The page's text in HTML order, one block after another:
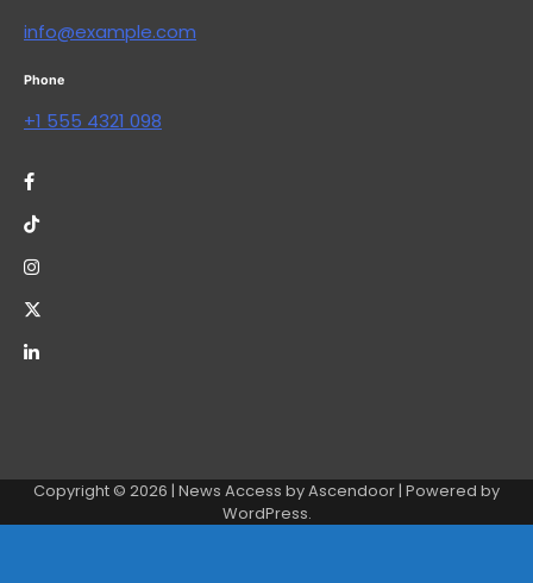
info@example.com
Phone
+1 555 4321 098
Copyright © 2026 | News Access byAscendoor | Powered by
WordPress.